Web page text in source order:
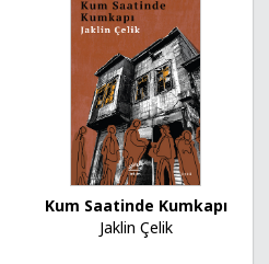
Kum Saatinde Kumkapı
Jaklin Çelik